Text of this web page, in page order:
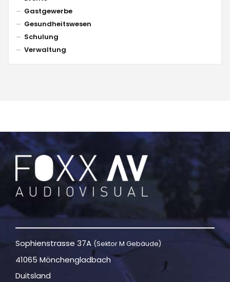
Gastgewerbe
Gesundheitswesen
Schulung
Verwaltung
Sophienstrasse 37A (Sektor M Gebäude)
41065 Mönchengladbach
Duitsland